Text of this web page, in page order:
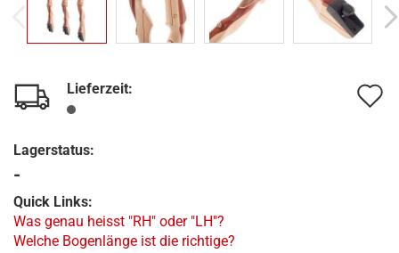
Lieferzeit:
Lagerstatus:
-
Quick Links:
Was genau heisst "RH" oder "LH"?
Welche Bogenlänge ist die richtige?